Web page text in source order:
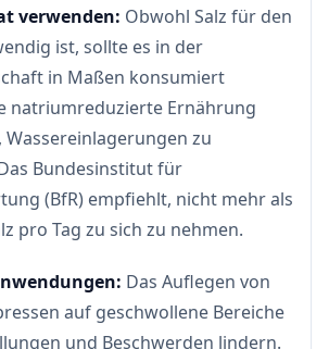
verwenden: Obwohl Salz für den
ist, sollte es in der
in Maßen konsumiert
natriumreduzierte Ernährung
Wassereinlagerungen zu
Bundesinstitut für
(BfR) empfiehlt, nicht mehr als
pro Tag zu sich zu nehmen.
Das Auflegen von
auf geschwollene Bereiche
und Beschwerden lindern.